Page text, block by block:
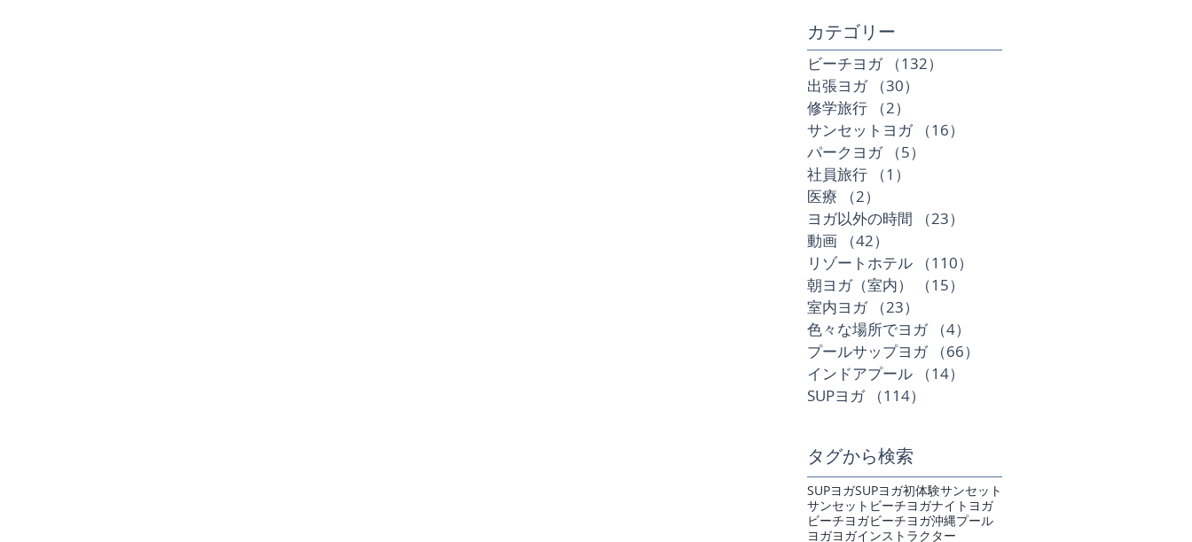
​カテゴリー
ビーチヨガ （132）
出張ヨガ
（30）
修学旅行
（2）
サンセットヨガ
（16）
パークヨガ
（5）
社員旅行
（1）
医療
（2）
ヨガ以外の時間
（23）
動画
（42）
リゾートホテル
（110）
朝ヨガ（室内）
（15）
室内ヨガ
（23）
色々な場所でヨガ
（4）
プールサップヨガ
（66）
インドアプール
（14）
SUPヨガ
（114）
タグから検索
SUPヨガSUPヨガ初体験サンセット
サンセットビーチヨガナイトヨガ
ビーチヨガビーチヨガ沖縄プール
ヨガヨガインストラクター